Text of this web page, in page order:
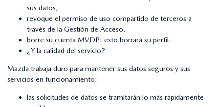
sus datos,
revoque el permiso de uso compartido de terceros a
través de la Gestión de Acceso,
borre su cuenta MVDP: esto borrará su perfil.
¿Y la calidad del servicio?
Mazda trabaja duro para mantener sus datos seguros y sus
servicios en funcionamiento:
las solicitudes de datos se tramitarán lo más rápidamente